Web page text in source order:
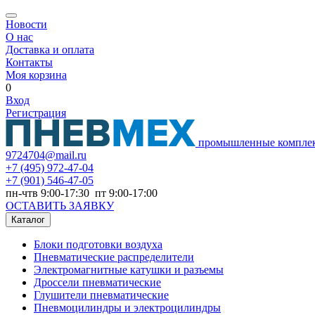
Новости
О нас
Доставка и оплата
Контакты
Моя корзина
0
Вход
Регистрация
промышленные
9724704@mail.ru
+7 (495) 972-47-04
+7 (901) 546-47-05
пн-чтв 9:00-17:30 пт 9:00-17:00
ОСТАВИТЬ ЗАЯВКУ
Каталог
Блоки подготовки воздуха
Пневматические распределители
Электромагнитные катушки и разъемы
Дроссели пневматические
Глушители пневматические
Пневмоцилиндры и электроцилиндры